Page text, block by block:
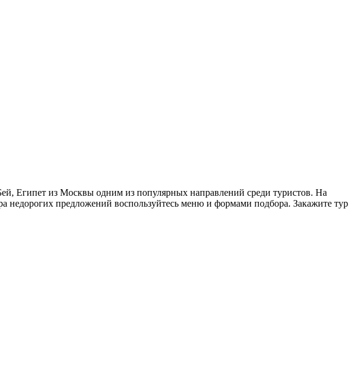
Египет из Москвы одним из популярных направлений среди туристов. На
недорогих предложений воспользуйтесь меню и формами подбора. Закажите тур